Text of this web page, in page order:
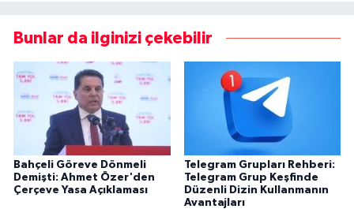
Bunlar da ilginizi çekebilir
Bahçeli Göreve Dönmeli
Demişti: Ahmet Özer'den
Çerçeve Yasa Açıklaması
Telegram Grupları Rehberi:
Telegram Grup Keşfinde
Düzenli Dizin Kullanmanın
Avantajları